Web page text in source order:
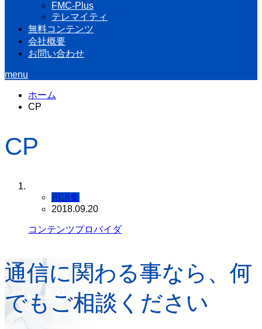
FMC-Plus
テレマイティ
無料コンテンツ
会社概要
お問い合わせ
menu
ホーム
CP
CP
用語集
2018.09.20
コンテンツプロバイダ
通信に関わる事なら、何
でもご相談ください